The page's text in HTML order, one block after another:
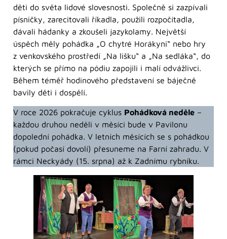
děti do světa lidové slovesnosti. Společně si zazpívali
písničky, zarecitovali říkadla, použili rozpočítadla,
dávali hádanky a zkoušeli jazykolamy. Největší
úspěch měly pohádka „O chytré Horákyni“ nebo hry
z venkovského prostředí „Na lišku“ a „Na sedláka“, do
kterých se přímo na pódiu zapojili i malí odvážlivci.
Během téměř hodinového představení se báječně
bavily děti i dospělí.
V roce 2026 pokračuje cyklus Pohádková neděle –
každou druhou neděli v měsíci bude v Pavilonu
dopolední pohádka. V letních měsících se s pohádkou
(pokud počasí dovolí) přesuneme na Farní zahradu. V
rámci Neckyády (15. srpna) až k Zadnímu rybníku.